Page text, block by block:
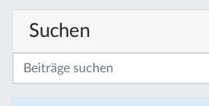
Suchen